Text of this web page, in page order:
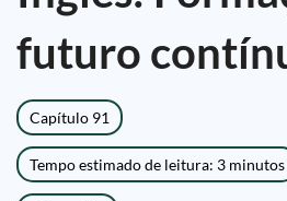
futuro
Capítulo 91
Tempo estimado de leitura: 3 minutos